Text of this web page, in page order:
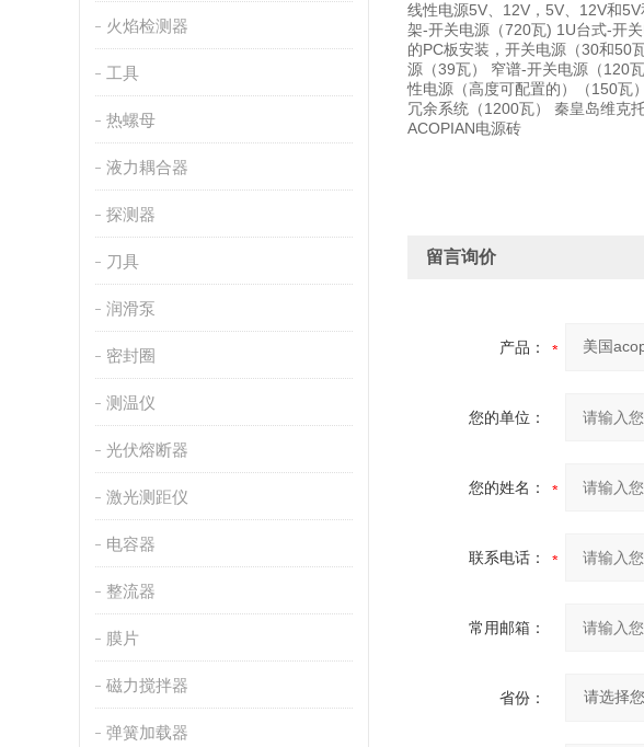
火焰检测器
工具
热螺母
液力耦合器
探测器
刀具
润滑泵
密封圈
测温仪
光伏熔断器
激光测距仪
电容器
整流器
膜片
磁力搅拌器
弹簧加载器
线性电源5V、12V，5V、12V和
架-开关电源（720瓦) 1U台式-开
的PC板安装，开关电源（30和50
源（39瓦） 窄谱-开关电源（120
性电源（高度可配置的）（150瓦
冗余系统（1200瓦） 秦皇岛维克
ACOPIAN电源砖
留言询价
产品：
您的单位：
您的姓名：
联系电话：
常用邮箱：
省份：